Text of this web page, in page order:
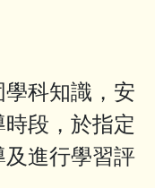
科知識，安
段，於指定
進行學習評